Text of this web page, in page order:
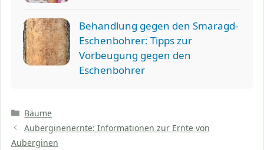
Behandlung gegen den Smaragd-
Eschenbohrer: Tipps zur
Vorbeugung gegen den
Eschenbohrer
Kategorien
Bäume
Auberginenernte: Informationen zur Ernte von
Auberginen